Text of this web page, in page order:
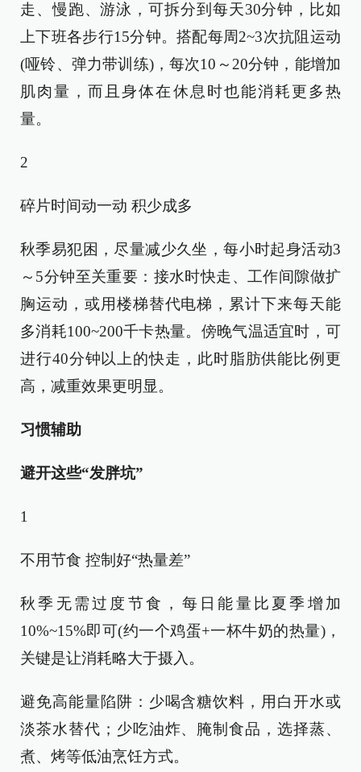
走、慢跑、游泳，可拆分到每天30分钟，比如
上下班各步行15分钟。搭配每周2~3次抗阻运动
(哑铃、弹力带训练)，每次10～20分钟，能增加
肌肉量，而且身体在休息时也能消耗更多热
量。
2
碎片时间动一动 积少成多
秋季易犯困，尽量减少久坐，每小时起身活动3
～5分钟至关重要：接水时快走、工作间隙做扩
胸运动，或用楼梯替代电梯，累计下来每天能
多消耗100~200千卡热量。傍晚气温适宜时，可
进行40分钟以上的快走，此时脂肪供能比例更
高，减重效果更明显。
习惯辅助
避开这些“发胖坑”
1
不用节食 控制好“热量差”
秋季无需过度节食，每日能量比夏季增加
10%~15%即可(约一个鸡蛋+一杯牛奶的热量)，
关键是让消耗略大于摄入。
避免高能量陷阱：少喝含糖饮料，用白开水或
淡茶水替代；少吃油炸、腌制食品，选择蒸、
煮、烤等低油烹饪方式。